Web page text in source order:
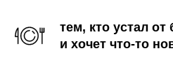
тем, кто устал
и хочет что-то